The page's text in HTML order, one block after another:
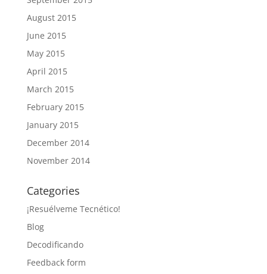
August 2015
June 2015
May 2015
April 2015
March 2015
February 2015
January 2015
December 2014
November 2014
Categories
¡Resuélveme Tecnético!
Blog
Decodificando
Feedback form